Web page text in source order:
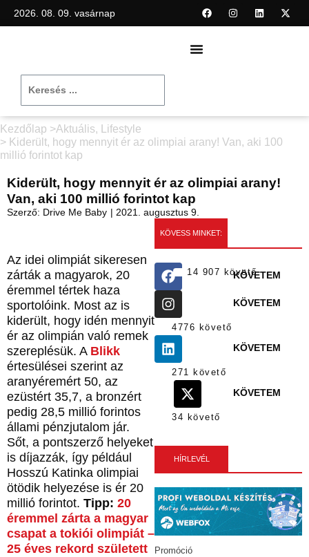
2026. 08. 09. vasárnap
Kezdőlap >Aktuális,
Lifestyle
> Kiderült, hogy mennyit ér az olimpiai arany! Van, aki 100
millió forintot kap
Kiderült, hogy mennyit ér az olimpiai arany!
Van, aki 100 millió forintot kap
Szerző: Drive Me Baby | 2021. augusztus 9.
Az idei olimpiát sikeresen
zárták a magyarok, 20
éremmel tértek haza
sportolóink. Most az is
kiderült, hogy idén mennyit
ér az olimpián való remek
szereplésük. A Blikk
értesülései szerint az
aranyéremért 50, az
ezüstért 35,7, a bronzért
pedig 28,5 millió forintos
állami pénzjutalom jár.
Sőt, a pontszerző helyeket
is díjazzák, így például
Hosszú Katinka olimpiai
ötödik helyezése is ér 20
millió forintot. Tipp: 20
éremmel zárta a magyar
csapat a tokiói olimpiát –
25 éves rekord született
KÖVESS MINKET:
14 907 követőKÖVETEM
4776 követő
KÖVETEM
271 követő
KÖVETEM
34 követő
KÖVETEM
HÍRLEVÉL
Promóció